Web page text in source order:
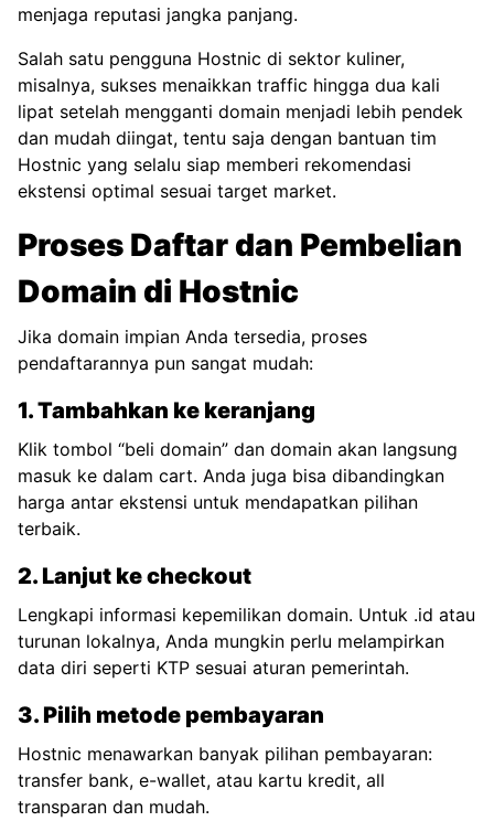
menjaga reputasi jangka panjang.
Salah satu pengguna Hostnic di sektor kuliner,
misalnya, sukses menaikkan traffic hingga dua kali
lipat setelah mengganti domain menjadi lebih pendek
dan mudah diingat, tentu saja dengan bantuan tim
Hostnic yang selalu siap memberi rekomendasi
ekstensi optimal sesuai target market.
Proses Daftar dan Pembelian
Domain di Hostnic
Jika domain impian Anda tersedia, proses
pendaftarannya pun sangat mudah:
1. Tambahkan ke keranjang
Klik tombol “beli domain” dan domain akan langsung
masuk ke dalam cart. Anda juga bisa dibandingkan
harga antar ekstensi untuk mendapatkan pilihan
terbaik.
2. Lanjut ke checkout
Lengkapi informasi kepemilikan domain. Untuk .id atau
turunan lokalnya, Anda mungkin perlu melampirkan
data diri seperti KTP sesuai aturan pemerintah.
3. Pilih metode pembayaran
Hostnic menawarkan banyak pilihan pembayaran:
transfer bank, e-wallet, atau kartu kredit, all
transparan dan mudah.